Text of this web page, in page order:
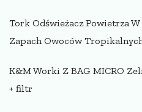
Tork Odświeżacz Powietrza
Zapach Owoców
K&M Worki Z BAG MICRO
+ filtr